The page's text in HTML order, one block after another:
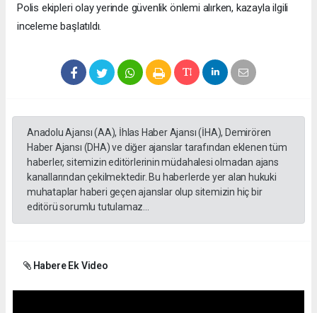
Polis ekipleri olay yerinde güvenlik önlemi alırken, kazayla ilgili
inceleme başlatıldı.
Anadolu Ajansı (AA), İhlas Haber Ajansı (İHA), Demirören
Haber Ajansı (DHA) ve diğer ajanslar tarafından eklenen tüm
haberler, sitemizin editörlerinin müdahalesi olmadan ajans
kanallarından çekilmektedir. Bu haberlerde yer alan hukuki
muhataplar haberi geçen ajanslar olup sitemizin hiç bir
editörü sorumlu tutulamaz...
Habere Ek Video